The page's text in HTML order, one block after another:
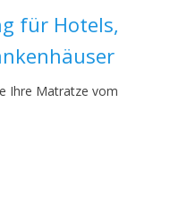
für Hotels,
Ihre Matratze vom